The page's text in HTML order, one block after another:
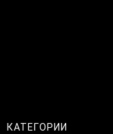
КАТЕГОРИИ